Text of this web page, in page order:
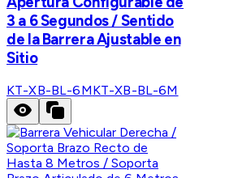
3 a 6 Segundos / Sentido
de la Barrera Ajustable en
Sitio
KT-XB-BL-6MKT-XB-BL-6M